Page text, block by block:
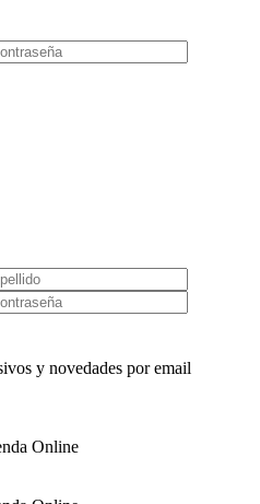
y novedades por email